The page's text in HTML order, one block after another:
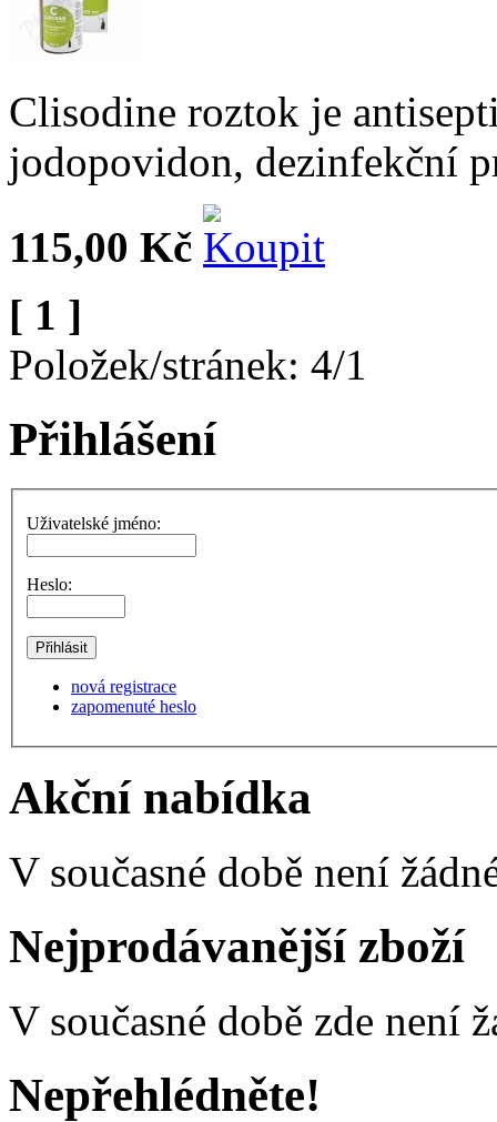
Clisodine roztok je
jodopovidon, dezinfekční
115,00 Kč
[ 1 ]
Položek/stránek: 4/1
Přihlášení
Uživatelské jméno:
Heslo:
nová registrace
zapomenuté heslo
Akční nabídka
V současné době není
Nejprodávanější zboží
V současné době zde není
Nepřehlédněte!